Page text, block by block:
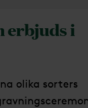
erbjuds i
olika sorters